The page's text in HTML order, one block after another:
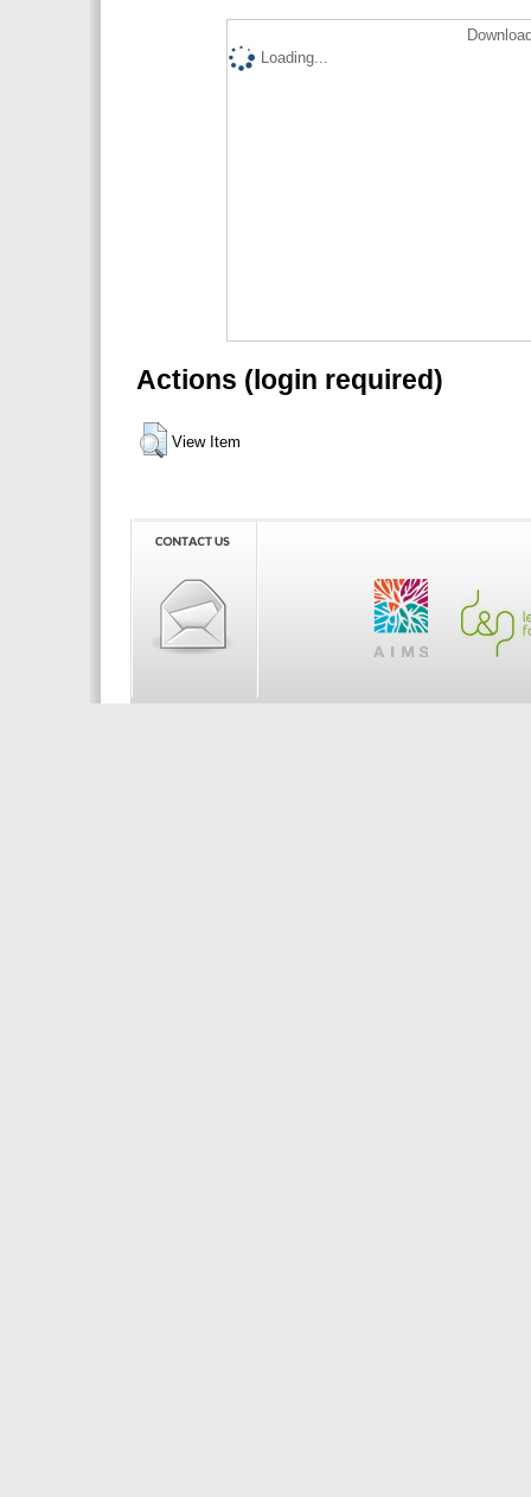
Loading...
Actions (login required)
View Item